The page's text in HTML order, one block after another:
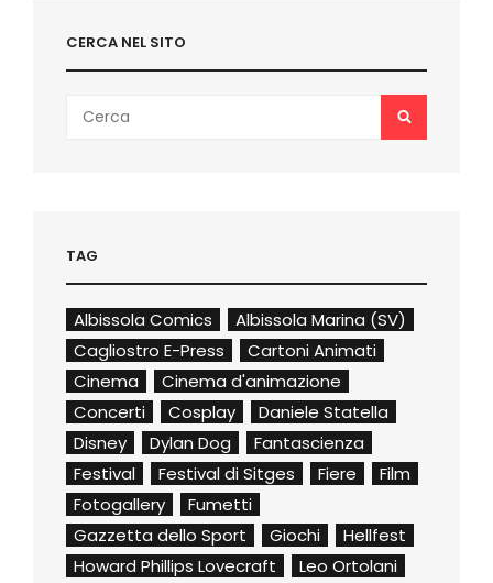
CERCA NEL SITO
for:
SEARCH
TAG
Albissola Comics
Albissola Marina (SV)
Cagliostro E-Press
Cartoni Animati
Cinema
Cinema d'animazione
Concerti
Cosplay
Daniele Statella
Disney
Dylan Dog
Fantascienza
Festival
Festival di Sitges Fiere
Film
Fotogallery
Fumetti
Gazzetta dello Sport
Giochi
Hellfest
Howard Phillips Lovecraft
Leo Ortolani